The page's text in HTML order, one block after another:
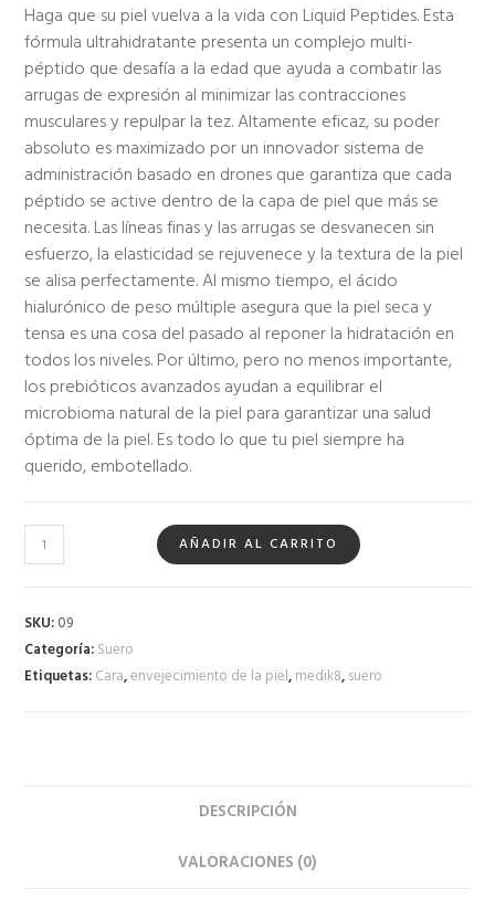
Haga que su piel vuelva a la vida con Liquid Peptides. Esta
fórmula ultrahidratante presenta un complejo multi-
péptido que desafía a la edad que ayuda a combatir las
arrugas de expresión al minimizar las contracciones
musculares y repulpar la tez. Altamente eficaz, su poder
absoluto es maximizado por un innovador sistema de
administración basado en drones que garantiza que cada
péptido se active dentro de la capa de piel que más se
necesita. Las líneas finas y las arrugas se desvanecen sin
esfuerzo, la elasticidad se rejuvenece y la textura de la piel
se alisa perfectamente. Al mismo tiempo, el ácido
hialurónico de peso múltiple asegura que la piel seca y
tensa es una cosa del pasado al reponer la hidratación en
todos los niveles. Por último, pero no menos importante,
los prebióticos avanzados ayudan a equilibrar el
microbioma natural de la piel para garantizar una salud
óptima de la piel. Es todo lo que tu piel siempre ha
querido, embotellado.
AÑADIR AL CARRITO
SKU:09
Categoría:Suero
Etiquetas:Cara,envejecimiento de la piel,medik8,suero
DESCRIPCIÓN
VALORACIONES (0)